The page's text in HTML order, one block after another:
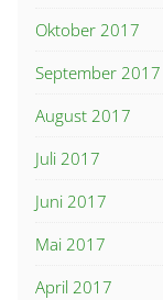
Oktober 2017
September 2017
August 2017
Juli 2017
Juni 2017
Mai 2017
April 2017